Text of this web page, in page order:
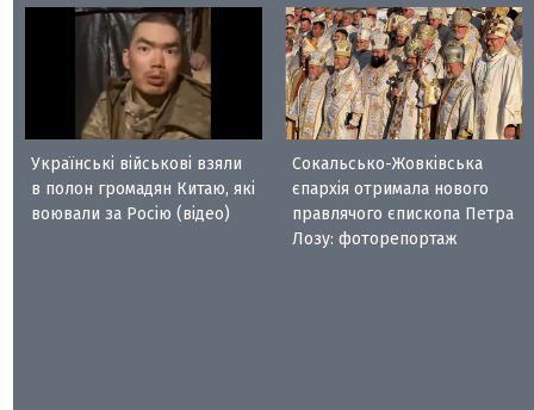
Українські військові взяли
в полон громадян Китаю, які
воювали за Росію (відео)
Сокальсько-Жовківська
єпархія отримала нового
правлячого єпископа Петра
Лозу: фоторепортаж